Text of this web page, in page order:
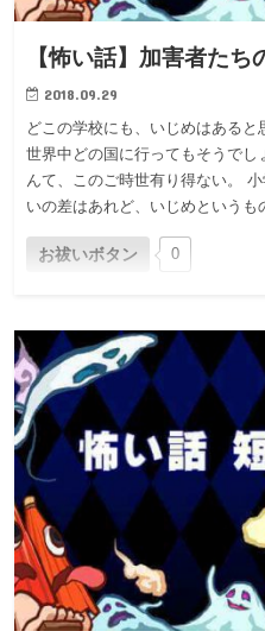
【怖い話】加害者たち
2018.09.29
どこの学校にも、いじめはあると
世界中どの国に行ってもそうで
んて、このご時世有り得ない。
いの差はあれど、いじめというも
お祓いボタン 0